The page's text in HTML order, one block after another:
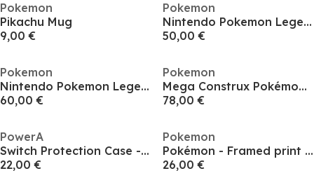
Pokemon
Pikachu Mug
9,00 €
Pokemon
Nintendo Pokemon Legends: Z-A
50,00 €
Pokemon
Nintendo Pokemon Legends: Z-A - Nintendo Switch 2 Edition
60,00 €
Pokemon
Mega Construx Pokémon Lapras
78,00 €
PowerA
Switch Protection Case - Pikachu Garden
22,00 €
Pokemon
Pokémon - Framed print Scarlet & Violet Starters
26,00 €